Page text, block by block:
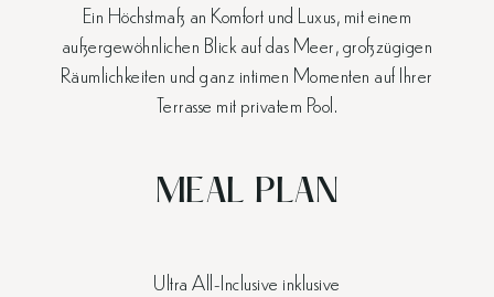
Ein Höchstmaß an Komfort und Luxus, mit einem
außergewöhnlichen Blick auf das Meer, großzügigen
Räumlichkeiten und ganz intimen Momenten auf Ihrer
Terrasse mit privatem Pool.
MEAL PLAN
Ultra All-Inclusive inklusive